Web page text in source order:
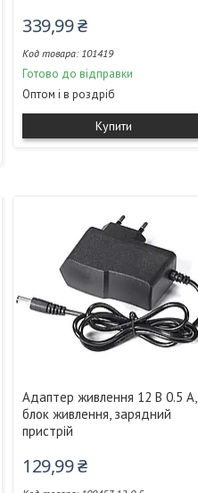
339,99 ₴
101419
Готово до відправки
Оптом і в роздріб
Купити
Адаптер живлення 12 В 0.5 А,
блок живлення, зарядний
пристрій
129,99 ₴